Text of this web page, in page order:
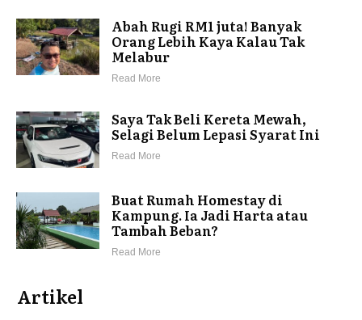
Abah Rugi RM1 juta! Banyak
Orang Lebih Kaya Kalau Tak
Melabur
Read More
Saya Tak Beli Kereta Mewah,
Selagi Belum Lepasi Syarat Ini
Read More
Buat Rumah Homestay di
Kampung. Ia Jadi Harta atau
Tambah Beban?
Read More
Artikel